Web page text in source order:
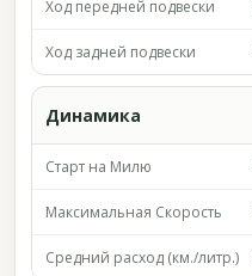
Ход передней подвески
Ход задней подвески
Динамика
Старт на Милю
Максимальная Скорость
Средний расход (км./литр.)